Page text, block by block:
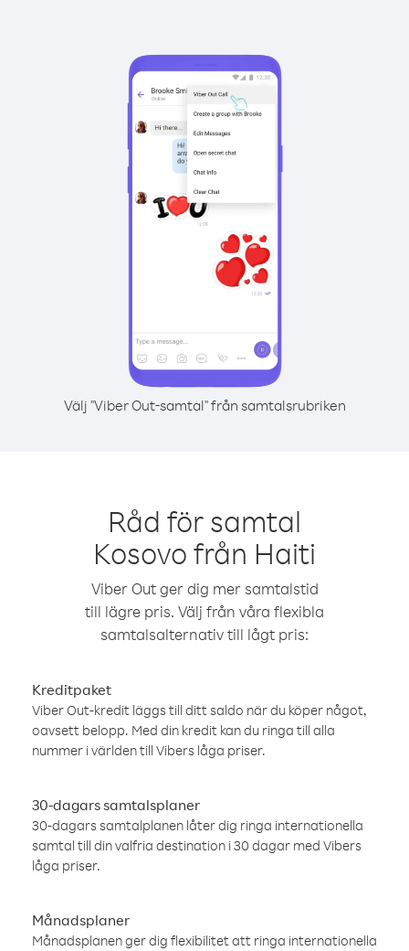
Välj "Viber Out-samtal" från samtalsrubriken
Råd för samtal
Kosovo från Haiti
Viber Out ger dig mer samtalstid
till lägre pris. Välj från våra flexibla
samtalsalternativ till lågt pris:
Kreditpaket
Viber Out-kredit läggs till ditt saldo när du köper något,
oavsett belopp. Med din kredit kan du ringa till alla
nummer i världen till Vibers låga priser.
30-dagars samtalsplaner
30-dagars samtalplanen låter dig ringa internationella
samtal till din valfria destination i 30 dagar med Vibers
låga priser.
Månadsplaner
Månadsplanen ger dig flexibilitet att ringa internationella